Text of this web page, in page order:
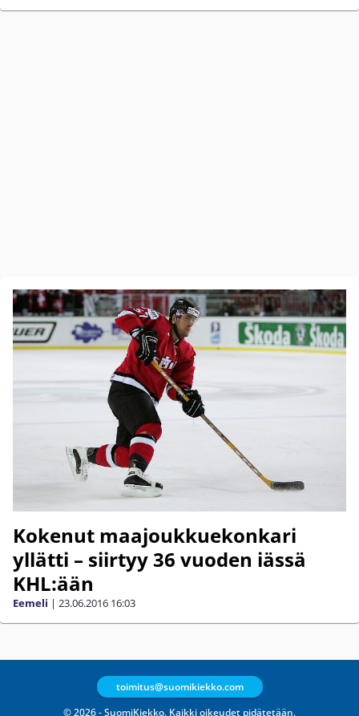
Kokenut maajoukkuekonkari
yllätti – siirtyy 36 vuoden iässä
KHL:ään
Eemeli | 23.06.2016 16:03
© 2026 - SuomiKiekko. Kaikki oikeudet pidätetään.
toimitus@suomikiekko.com